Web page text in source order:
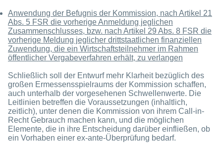
Anwendung der Befugnis der Kommission, nach Artikel 21
Abs. 5 FSR die vorherige Anmeldung jeglichen
Zusammenschlusses, bzw. nach Artikel 29 Abs. 8 FSR die
vorherige Meldung jeglicher drittstaatlichen finanziellen
Zuwendung, die ein Wirtschaftsteilnehmer im Rahmen
öffentlicher Vergabeverfahren erhält, zu verlangen
Schließlich soll der Entwurf mehr Klarheit bezüglich des
großen Ermessensspielraums der Kommission schaffen,
auch unterhalb der vorgesehenen Schwellenwerte. Die
Leitlinien betreffen die Voraussetzungen (inhaltlich,
zeitlich), unter denen die Kommission von ihrem Call-in-
Recht Gebrauch machen kann, und die möglichen
Elemente, die in ihre Entscheidung darüber einfließen, ob
ein Vorhaben einer ex-ante-Überprüfung bedarf.